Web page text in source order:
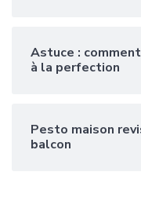
Astuce :
à la perfection
Pesto maison
balcon